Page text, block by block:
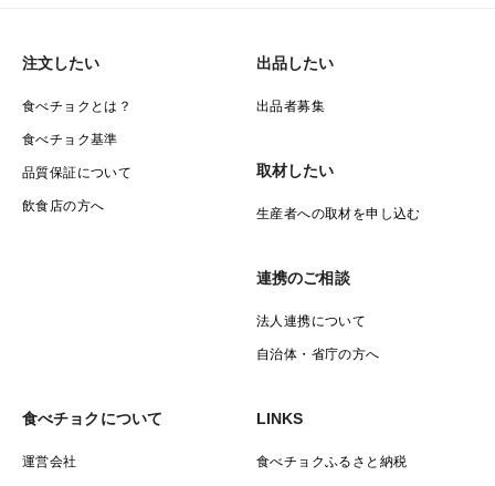
などするとよりいいかと思います。
注文したい
食べチョクとは？
食べチョク基準
品質保証について
飲食店の方へ
出品したい
出品者募集
取材したい
生産者への取材を申し込む
連携のご相談
法人連携について
自治体・省庁の方へ
食べチョクについて
運営会社
LINKS
食べチョクふるさと納税